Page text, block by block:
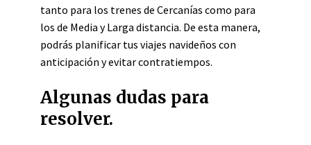
tanto para los trenes de Cercanías como para
los de Media y Larga distancia. De esta manera,
podrás planificar tus viajes navideños con
anticipación y evitar contratiempos.
Algunas dudas para
resolver.